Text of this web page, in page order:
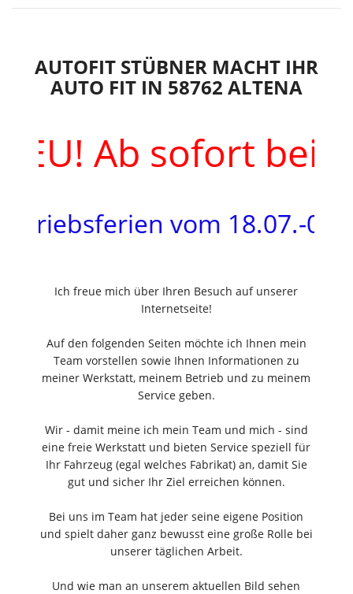
AUTOFIT STÜBNER MACHT IHR
AUTO FIT IN 58762 ALTENA
Ab sofort bei
vom 18.07.-
Ich freue mich über Ihren Besuch auf unserer
Internetseite!
Auf den folgenden Seiten möchte ich Ihnen mein
Team vorstellen sowie Ihnen Informationen zu
meiner Werkstatt, meinem Betrieb und zu meinem
Service geben.
Wir - damit meine ich mein Team und mich - sind
eine freie Werkstatt und bieten Service speziell für
Ihr Fahrzeug (egal welches Fabrikat) an, damit Sie
gut und sicher Ihr Ziel erreichen können.
Bei uns im Team hat jeder seine eigene Position
und spielt daher ganz bewusst eine große Rolle bei
unserer täglichen Arbeit.
Und wie man an unserem aktuellen Bild sehen